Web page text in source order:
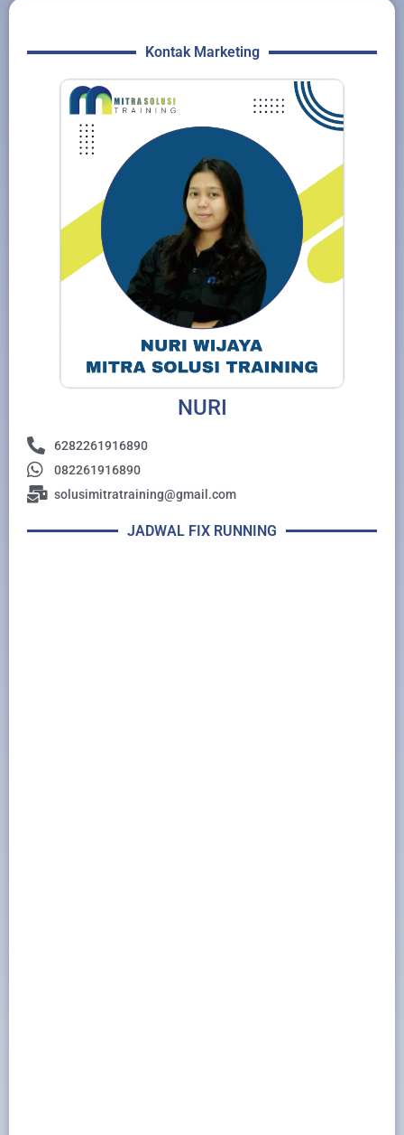
Kontak Marketing
NURI
6282261916890
082261916890
solusimitratraining@gmail.com
JADWAL FIX RUNNING